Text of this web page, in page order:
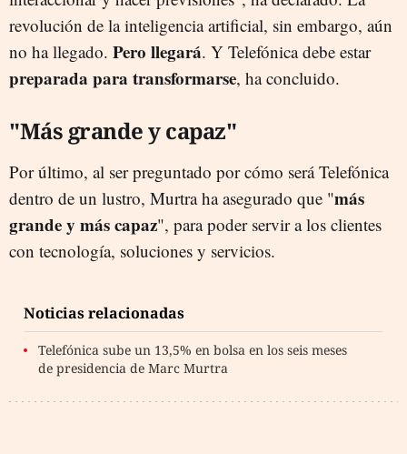
revolución de la inteligencia artificial, sin embargo, aún
no ha llegado. Pero llegará. Y Telefónica debe estar
preparada para transformarse, ha concluido.
"Más grande y capaz"
Por último, al ser preguntado por cómo será Telefónica
dentro de un lustro, Murtra ha asegurado que "más
grande y más capaz", para poder servir a los clientes
con tecnología, soluciones y servicios.
Noticias relacionadas
Telefónica sube un 13,5% en bolsa en los seis meses
de presidencia de Marc Murtra